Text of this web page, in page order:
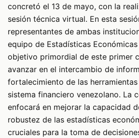
concretó el 13 de mayo, con la
sesión técnica virtual. En esta
representantes de ambas
equipo de Estadísticas Económicas
objetivo primordial de este primer
avanzar en el intercambio de
fortalecimiento de las
sistema financiero venezolano. La
enfocará en mejorar la capacidad
robustez de las estadísticas
cruciales para la toma de